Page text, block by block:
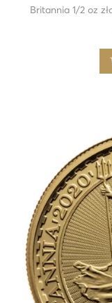
Britannia 1/2 oz